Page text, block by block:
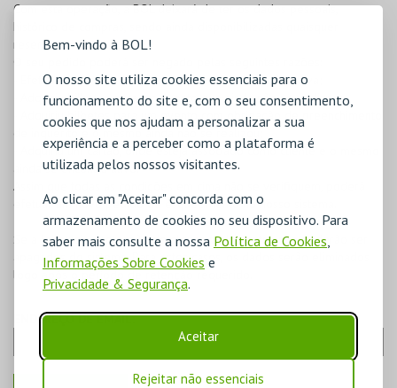
Bem-vindo à BOL!
O nosso site utiliza cookies essenciais para o
funcionamento do site e, com o seu consentimento,
cookies que nos ajudam a personalizar a sua
experiência e a perceber como a plataforma é
utilizada pelos nossos visitantes.
Ao clicar em "Aceitar" concorda com o
armazenamento de cookies no seu dispositivo. Para
saber mais consulte a nossa Política de Cookies
Informações Sobre Cookies e
Privacidade & Segurança.
Aceitar
Rejeitar não essenciais
Com esta operação, a BOL deixará de ter os dados pessoais,
histórico de compras, sendo ainda disponibilizadas quaisquer
reservas efetuadas.
- Efetuou uma reserva e a mesma ainda se encontra ativa;
- Adquiriu bilhetes para um evento que ainda não se realizou;
- Adquiriu bilhetes para um evento com obrigação de preenchimento
de inquérito e o mesmo ainda não se realizou;
- Adquiriu um cartão, onde esteja associado como cliente e o mesmo
ainda se encontra ativo.
Assim que todas as condições em cima não se verifiquem, poderá
efetuar um novo pedido de esquecimento no nosso sistema.
Se a lei exigir a retenção de alguns dados, estes não poderão ser
apagados do sistema. Para estes casos, os dados serão eliminados
logo após o período de retenção requerido.
ENDEREÇO DE EMAIL: